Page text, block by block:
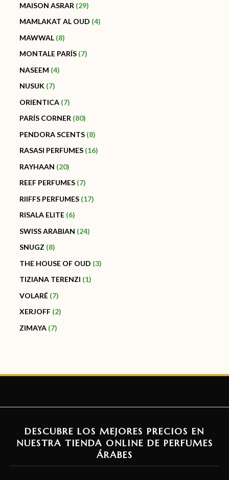
MAISON ASRAR 29
MAMLAKAT AL OUD 4
MAWWAL 8
MONTALE PARÍS 7
NASEEM 4
NUSUK 7
ORIENTICA 7
PARÍS CORNER 80
PENDORA SCENTS 8
RASASI PERFUMES 16
RAYHAAN 20
REEF PERFUMES 7
RIIFFS PERFUMES 17
RISALA ELITE 6
SWISS ARABIAN 24
SNUGZ 8
THE HOUSE OF OUD 3
TIZIANA TERENZI 1
VOLARÉ 7
XERJOFF 2
ZIMAYA 7
DESCUBRE LOS MEJORES PRECIOS EN
NUESTRA TIENDA ONLINE DE PERFUMES
ÁRABES